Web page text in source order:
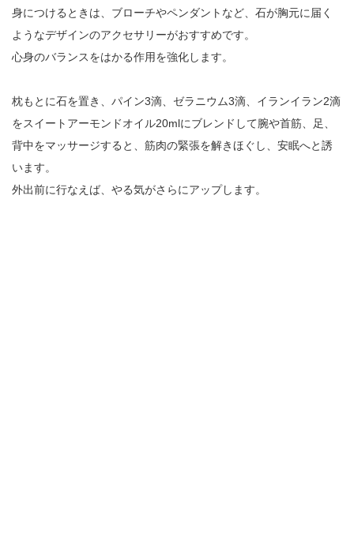
身につけるときは、ブローチやペンダントなど、石が胸元に届く
ようなデザインのアクセサリーがおすすめです。
心身のバランスをはかる作用を強化します。
枕もとに石を置き、パイン3滴、ゼラニウム3滴、イランイラン2滴
をスイートアーモンドオイル20mlにブレンドして腕や首筋、足、
背中をマッサージすると、筋肉の緊張を解きほぐし、安眠へと誘
います。
外出前に行なえば、やる気がさらにアップします。